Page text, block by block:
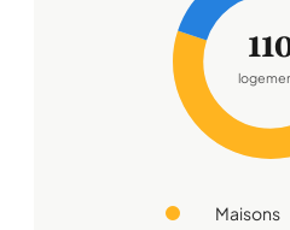
Maisons